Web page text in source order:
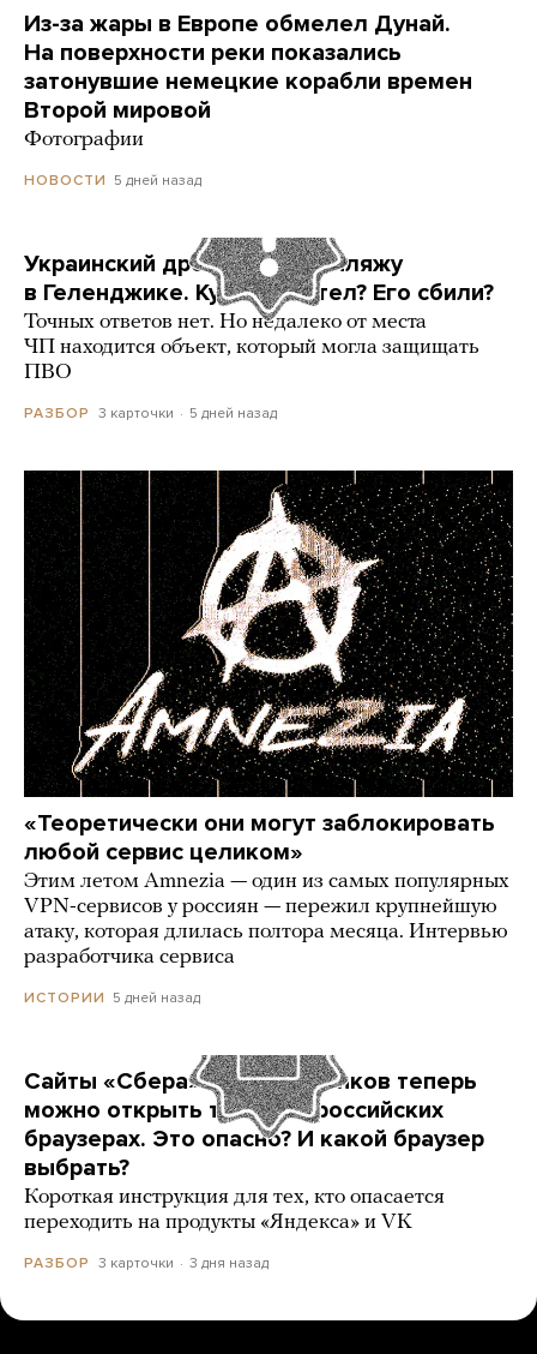
Из-за жары в Европе обмелел Дунай.
На поверхности реки показались
затонувшие немецкие корабли времен
Второй мировой
Фотографии
НОВОСТИ 5 дней назад
Украинский дрон попал по пляжу
в Геленджике. Куда он летел? Его сбили?
Точных ответов нет. Но недалеко от места
ЧП находится объект, который могла защищать
ПВО
РАЗБОР 3 карточки 5 дней назад
«Теоретически они могут заблокировать
любой сервис целиком»
Этим летом Amnezia — один из самых популярных
VPN-сервисов у россиян — пережил крупнейшую
атаку, которая длилась полтора месяца. Интервью
разработчика сервиса
ИСТОРИИ 5 дней назад
Сайты «Сбера» и других банков теперь
можно открыть только в российских
браузерах. Это опасно? И какой браузер
выбрать?
Короткая инструкция для тех, кто опасается
переходить на продукты «Яндекса» и VK
РАЗБОР 3 карточки 3 дня назад